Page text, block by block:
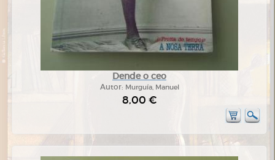
Dende o ceo
Autor: Murguía, Manuel
8,00 €